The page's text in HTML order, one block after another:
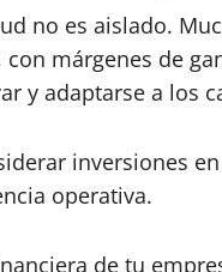
no es aislado.
márgenes de
y adaptarse a los
inversiones
operativa.
de tu